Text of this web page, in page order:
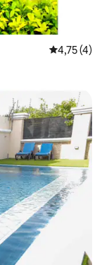
Průměrné
4,75 (4)